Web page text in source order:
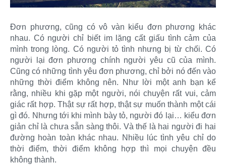
Đơn phương, cũng có vô vàn kiểu đơn phương khác
nhau. Có người chỉ biết im lặng cất giấu tình cảm của
mình trong lòng. Có người tỏ tình nhưng bị từ chối. Có
người lại đơn phương chính người yêu cũ của mình.
Cũng có những tình yêu đơn phương, chỉ bởi nó đến vào
những thời điểm không nên. Như lời một anh bạn kể
rằng, nhiều khi gặp một người, nói chuyện rất vui, cảm
giác rất hợp. Thật sự rất hợp, thật sự muốn thành một cái
gì đó. Nhưng tới khi mình bày tỏ, người đó lại… kiểu đơn
giản chỉ là chưa sẵn sàng thôi. Và thế là hai người đi hai
đường hoàn toàn khác nhau. Nhiều lúc tình yêu chỉ do
thời điểm, thời điểm không hợp thì mọi chuyện đều
không thành.